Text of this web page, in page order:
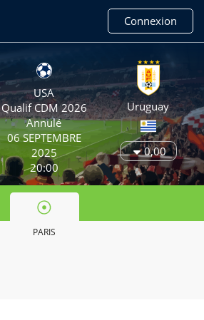
Connexion
USA
Qualif CDM 2026
Annulé
06 SEPTEMBRE
2025
20:00
Uruguay
0,00
PARIS